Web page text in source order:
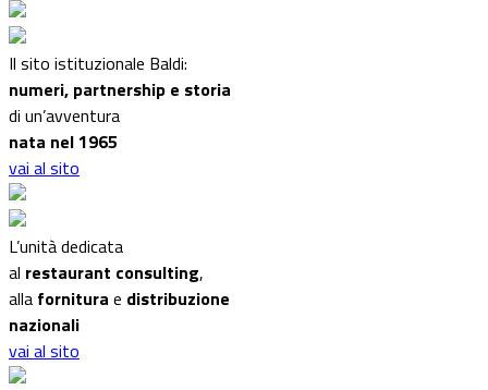
Il sito istituzionale Baldi:
numeri, partnership e storia
di un’avventura
nata nel 1965
vai al sito
L’unità dedicata
al restaurant consulting,
alla fornitura e distribuzione
nazionali
vai al sito